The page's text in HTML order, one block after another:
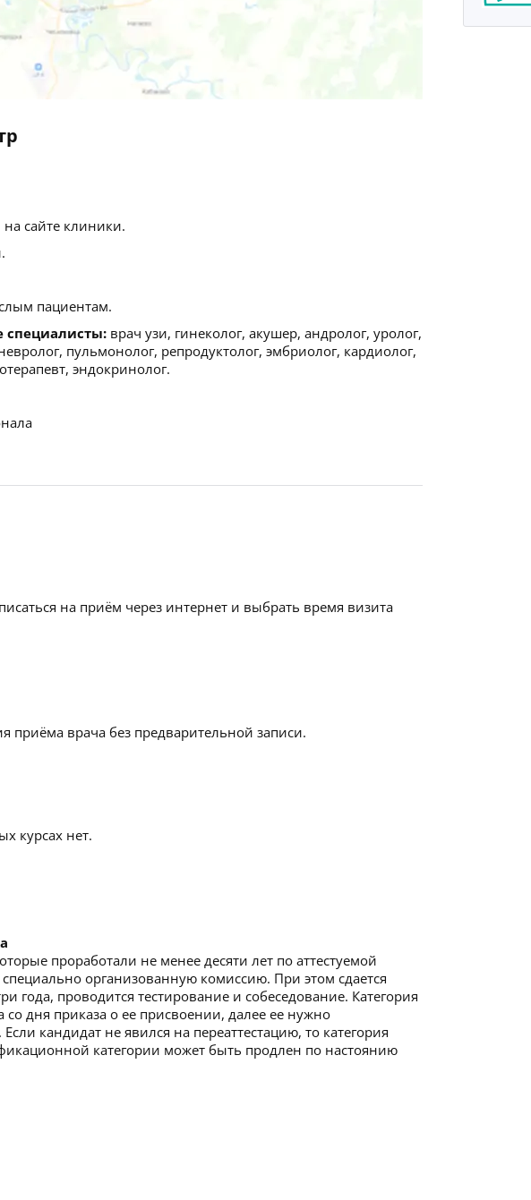
сайте клиники.
пациентам.
специалисты: врач узи, гинеколог, акушер, андролог, уролог,
пульмонолог, репродуктолог, эмбриолог, кардиолог,
эндокринолог.
на приём через интернет и выбрать время визита
врача без предварительной записи.
курсах нет.
проработали не менее десяти лет по аттестуемой
организованную комиссию. При этом сдается
года, проводится тестирование и собеседование. Категория
со дня приказа о ее присвоении, далее ее нужно
кандидат не явился на переаттестацию, то категория
категории может быть продлен по настоянию